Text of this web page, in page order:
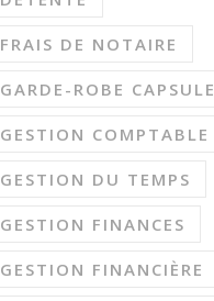
FRAIS DE NOTAIRE
GARDE-ROBE CAPSULE
GESTION COMPTABLE
GESTION DU TEMPS
GESTION FINANCES
GESTION FINANCIÈRE